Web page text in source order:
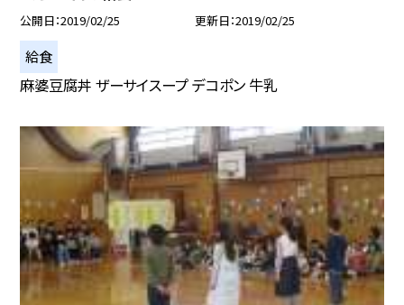
公開日 2019/02/25 更新日 2019/02/25
給食
麻婆豆腐丼 ザーサイスープ デコポン 牛乳